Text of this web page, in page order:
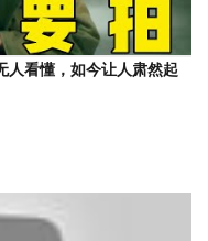
人看懂，如今让人肃然起